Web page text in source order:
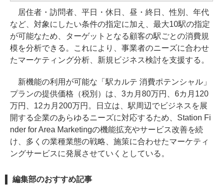
居住者・訪問者、平日・休日、昼・終日、性別、年代
など、対象にしたい条件の指定に加え、最大10駅の指定
が可能なため、ターゲットとなる顧客の駅ごとの消費規
模を分析できる。これにより、事業者のニーズに合わせ
たマーケティング分析、新規ビジネス検討を支援する。
新機能の利用が可能な「駅カルテ 消費ポテンシャル」
プランの提供価格（税別）は、3カ月80万円、6カ月120
万円、12カ月200万円。日立は、駅周辺でビジネスを展
開する企業のあらゆるニーズに対応するため、Station Fi
nder for Area Marketingの機能拡充やサービス改善を続
け、多くの業種業態の戦略、施策に合わせたマーケティ
ングサービスに発展させていくとしている。
編集部のおすすめ記事